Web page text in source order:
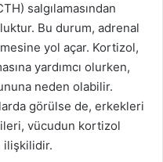
salgılamasından
Bu durum, adrenal
yol açar. Kortizol,
yardımcı olurken,
neden olabilir.
görülse de, erkekleri
vücudun kortizol
ilişkilidir.